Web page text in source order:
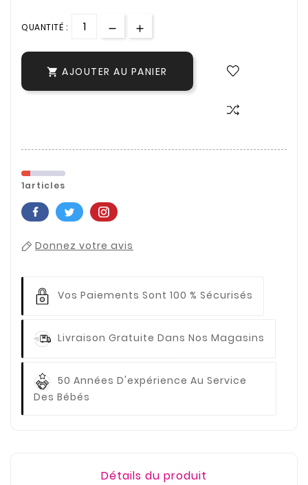
QUANTITÉ :
 AJOUTER AU PANIER
1articles
Donnez votre avis
Vos Paiements Sont 100 % Sécurisés
Livraison Gratuite Dans Nos Magasins
50 Années D'expérience Au Service
Des Bébés
Détails du produit